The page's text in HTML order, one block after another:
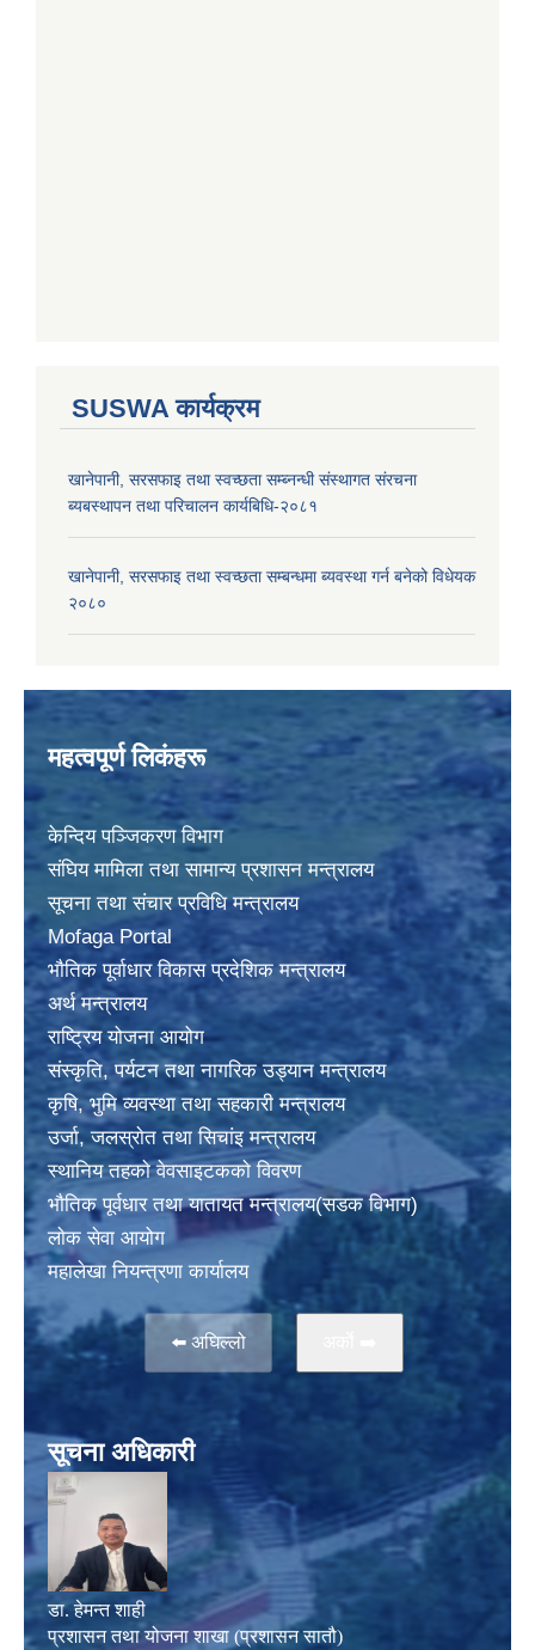
SUSWA कार्यक्रम
खानेपानी, सरसफाइ तथा स्वच्छता सम्ब्नन्धी संस्थागत संरचना
ब्यबस्थापन तथा परिचालन कार्यबिधि-२०८१
खानेपानी, सरसफाइ तथा स्वच्छता सम्बन्धमा ब्यवस्था गर्न बनेको विधेयक
२०८०
महत्वपूर्ण लिकंहरू
केन्दिय पञ्जिकरण विभाग
संघिय मामिला तथा सामान्य प्रशासन मन्त्रालय
सूचना तथा संचार प्रविधि मन्त्रालय
Mofaga Portal
भाैतिक पूर्वाधार विकास प्रदेशिक मन्त्रालय
अर्थ मन्त्रालय
राष्ट्रिय योजना आयोग
संस्कृति, पर्यटन तथा नागरिक उड्यान मन्त्रालय
कृषि, भुमि व्यवस्था तथा सहकारी मन्त्रालय
उर्जा, जलस्राेत तथा सिचांइ मन्त्रालय
स्थानिय तहकाे वेवसाइटककाे विवरण
भाैतिक पूर्वधार तथा यातायत मन्त्रालय(सडक विभाग)
लाेक सेवा आयोग
महालेखा नियन्त्रणा कार्यालय
⬅️ अघिल्लो
सूचना अधिकारी
डा. हेमन्त शाही
प्रशासन तथा योजना शाखा (प्रशासन सातौ)